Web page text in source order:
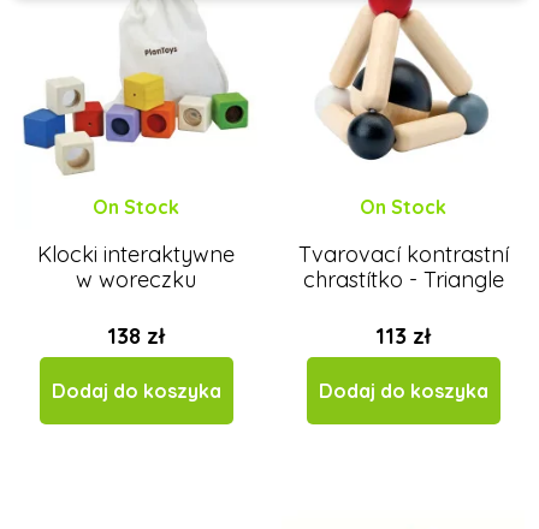
On Stock
Klocki interaktywne
w woreczku
138 zł
Dodaj do koszyka
On Stock
Tvarovací kontrastní
chrastítko - Triangle
113 zł
Dodaj do koszyka